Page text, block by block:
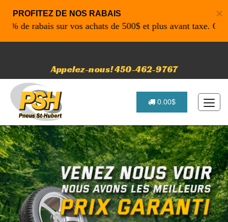
×
PROFITEZ DE NOS RABAIS
rabais sur vos achats de 500$ et plus avant taxe. Code
Appelez-nous! 450-462-9767
0.00$